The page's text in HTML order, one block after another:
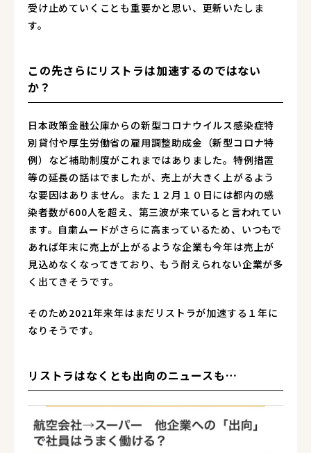
受け止めていくことも重要かと思い、更新いたしま
す。
この先さらにリストラは加速するのではない
か？
日本政策金融公庫からの新型コロナウイルス感染症特
別貸付や厚生労働省の雇用調整助成金（新型コロナ特
例）など補助制度がこれまではありました。特例措置
等の延長の話はでましたが、売上が大きく上がるよう
な要因はありません。また１２月１０日には都内の感
染者数が600人を超え、第三波が来ていると言われてい
ます。自粛ムードがさらに高まっているため、いつもで
あれば年末に売上が上がるような企業も今年は売上が
見込めなくなってきており、もう耐えられない企業が多
く出てきそうです。
そのため2021年来年はまだリストラが加速する１年に
なりそうです。
リストラはなくとも出向のニュースも…